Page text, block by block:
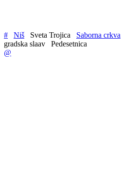
# Niš Sveta Trojica Saborna crkva
gradska slaav
Pedesetnica
@